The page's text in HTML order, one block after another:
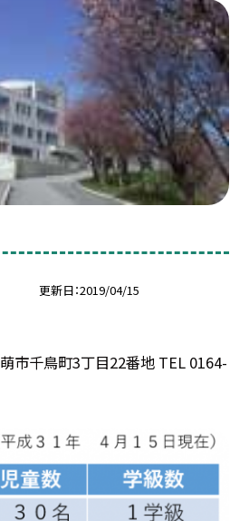
更新日 2019/04/15
市千鳥町3丁目22番地 TEL 0164-